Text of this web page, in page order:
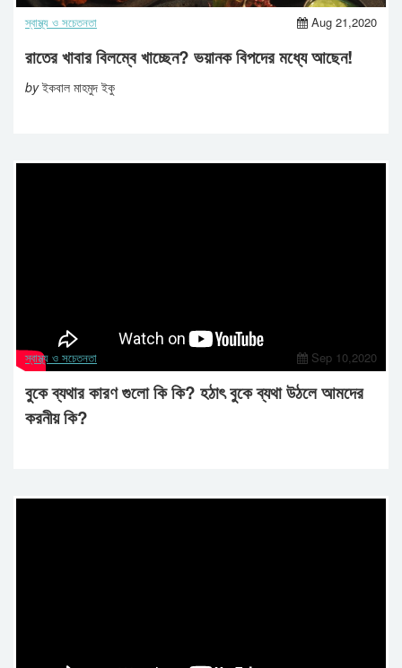
স্বাস্থ্য ও সচেতনতা Aug 21,2020
রাতের খাবার বিলম্বে খাচ্ছেন? ভয়ানক বিপদের মধ্যে আছেন!
byইকবাল মাহমুদ ইকু
স্বাস্থ্য ও সচেতনতা Sep 10,2020
বুকে ব্যথার কারণ গুলো কি কি? হঠাৎ বুকে ব্যথা উঠলে আমদের
করনীয় কি?